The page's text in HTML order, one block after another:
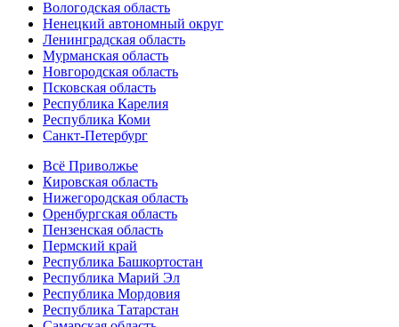
Вологодская область
Ненецкий автономный округ
Ленинградская область
Мурманская область
Новгородская область
Псковская область
Республика Карелия
Республика Коми
Санкт-Петербург
Всё Приволжье
Кировская область
Нижегородская область
Оренбургская область
Пензенская область
Пермский край
Республика Башкортостан
Республика Марий Эл
Республика Мордовия
Республика Татарстан